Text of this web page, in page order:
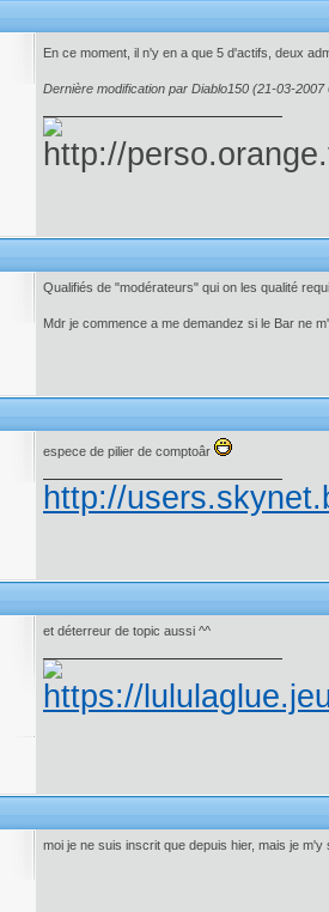
En ce moment, il n'y en a que 5 d'actifs, deux
Dernière modification par Diablo150 (21-03-2007
Qualifiés de "modérateurs" qui on les qualité
Mdr je commence a me demandez si le Bar ne
espece de pilier de comptoâr
http://
et déterreur de topic aussi ^^
moi je ne suis inscrit que depuis hier, mais je